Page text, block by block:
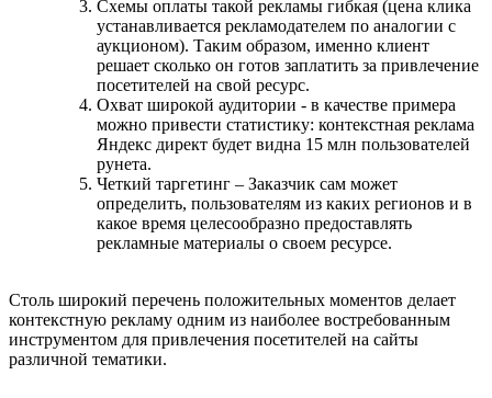
Схемы оплаты такой рекламы гибкая (цена клика
устанавливается рекламодателем по аналогии с
аукционом). Таким образом, именно клиент
решает сколько он готов заплатить за привлечение
посетителей на свой ресурс.
Охват широкой аудитории - в качестве примера
можно привести статистику: контекстная реклама
Яндекс директ будет видна 15 млн пользователей
рунета.
Четкий таргетинг – Заказчик сам может
определить, пользователям из каких регионов и в
какое время целесообразно предоставлять
рекламные материалы о своем ресурсе.
Столь широкий перечень положительных моментов делает
контекстную рекламу одним из наиболее востребованным
инструментом для привлечения посетителей на сайты
различной тематики.